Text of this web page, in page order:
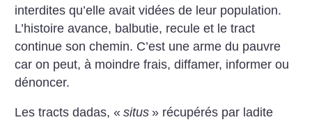
interdites qu’elle avait vidées de leur population.
L’histoire avance, balbutie, recule et le tract
continue son chemin. C’est une arme du pauvre
car on peut, à moindre frais, diffamer, informer ou
dénoncer.
Les tracts dadas, « situs » récupérés par ladite